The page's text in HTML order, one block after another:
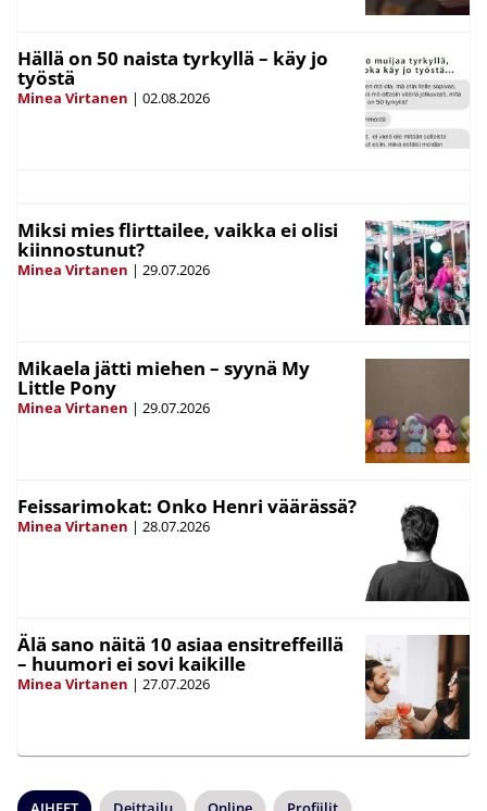
Hällä on 50 naista tyrkyllä – käy jo
työstä
Minea Virtanen | 02.08.2026
Miksi mies flirttailee, vaikka ei olisi
kiinnostunut?
Minea Virtanen | 29.07.2026
Mikaela jätti miehen – syynä My
Little Pony
Minea Virtanen | 29.07.2026
Feissarimokat: Onko Henri väärässä?
Minea Virtanen | 28.07.2026
Älä sano näitä 10 asiaa ensitreffeillä
– huumori ei sovi kaikille
Minea Virtanen | 27.07.2026